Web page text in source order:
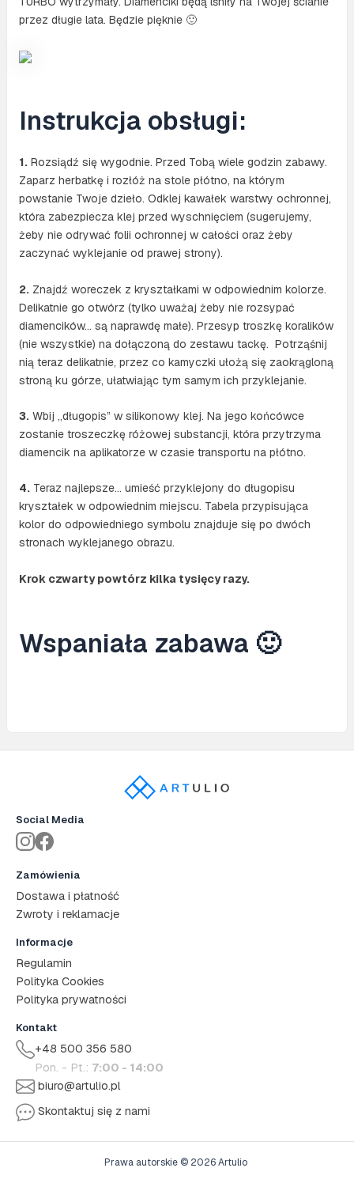
przez długie lata. Będzie pięknie 🙂
Instrukcja obsługi:
1.Rozsiądź się wygodnie. Przed Tobą wiele godzin zabawy.
Zaparz herbatkę i rozłóż na stole płótno, na którym
powstanie Twoje dzieło. Odklej kawałek warstwy ochronnej,
która zabezpiecza klej przed wyschnięciem (sugerujemy,
żeby nie odrywać folii ochronnej w całości oraz żeby
zaczynać wyklejanie od prawej strony).
2.Znajdź woreczek z kryształkami w odpowiednim kolorze.
Delikatnie go otwórz (tylko uważaj żeby nie rozsypać
diamencików… są naprawdę małe). Przesyp troszkę koralików
(nie wszystkie) na dołączoną do zestawu tackę. Potrząśnij
nią teraz delikatnie, przez co kamyczki ułożą się zaokrągloną
stroną ku górze, ułatwiając tym samym ich przyklejanie.
3.Wbij „długopis” w silikonowy klej. Na jego końcówce
zostanie troszeczkę różowej substancji, która przytrzyma
diamencik na aplikatorze w czasie transportu na płótno.
4.Teraz najlepsze… umieść przyklejony do długopisu
kryształek w odpowiednim miejscu. Tabela przypisująca
kolor do odpowiedniego symbolu znajduje się po dwóch
stronach wyklejanego obrazu.
Krok czwarty powtórz kilka tysięcy razy.
Wspaniała zabawa 🙂
Zamówienia
Dostawa i płatność
Zwroty i reklamacje
Informacje
Regulamin
Polityka Cookies
Polityka prywatności
Kontakt
+48 500 356 580
Pon. - Pt.: 7:00 - 14:00
biuro@artulio.pl
Skontaktuj się z nami
Social Media
Prawa autorskie © 2026 Artulio